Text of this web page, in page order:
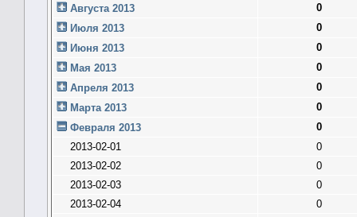
Августа 2013
0
Июля 2013
0
Июня 2013
0
Мая 2013
0
Апреля 2013
0
Марта 2013
0
Февраля 2013
0
2013-02-01
0
2013-02-02
0
2013-02-03
0
2013-02-04
0